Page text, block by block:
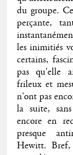
du groupe.
perçante,
les inimitiés
certains,
pas qu'elle
frileux et
n'ont pas
la suite,
encore en
presque
Hewitt. Bref,